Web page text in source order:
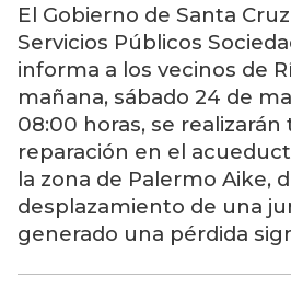
El Gobierno de Santa
Servicios Públicos
informa a los vecinos de
mañana, sábado 24 de
08:00 horas, se realizarán
reparación en el
la zona de Palermo Aike,
desplazamiento de una
generado una pérdida